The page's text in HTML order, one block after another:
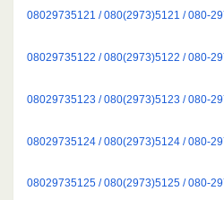
08029735121 / 080(2973)5121 / 080-
08029735122 / 080(2973)5122 / 080-
08029735123 / 080(2973)5123 / 080-
08029735124 / 080(2973)5124 / 080-
08029735125 / 080(2973)5125 / 080-